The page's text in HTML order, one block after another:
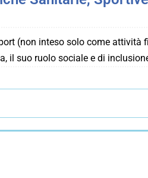
(non inteso solo come
il suo ruolo sociale e di